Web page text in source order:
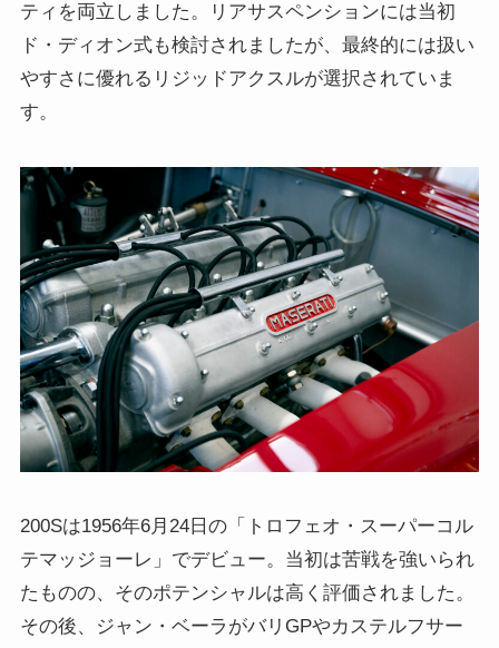
ティを両立しました。リアサスペンションには当初
ド・ディオン式も検討されましたが、最終的には扱い
やすさに優れるリジッドアクスルが選択されていま
す。
200Sは1956年6月24日の「トロフェオ・スーパーコル
テマッジョーレ」でデビュー。当初は苦戦を強いられ
たものの、そのポテンシャルは高く評価されました。
その後、ジャン・ベーラがバリGPやカステルフサー